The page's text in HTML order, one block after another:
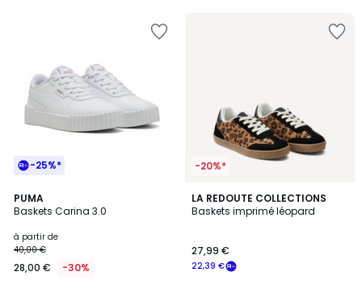
-25%*
PUMA
Baskets Carina 3.0
à partir de
40,00 €
28,00 € -30%
2
Couleurs
-20%*
LA REDOUTE COLLECTIONS
Baskets imprimé léopard
22,39 €
27,99 €
3,5
/ 5